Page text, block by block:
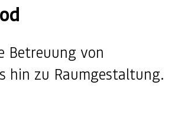
Betreuung von
hin zu Raumgestaltung.